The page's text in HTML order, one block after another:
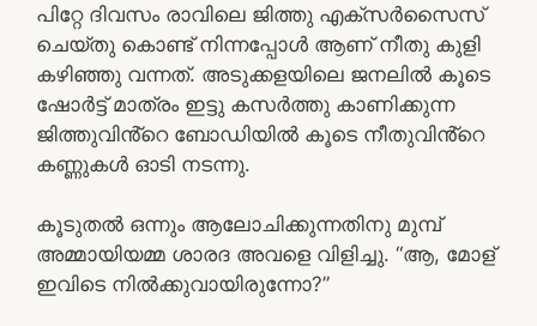
പിറ്റേ ദിവസം രാവിലെ ജിത്തു എക്സർസൈസ്
ചെയ്തു കൊണ്ട് നിന്നപ്പോൾ ആണ് നീതു കുളി
കഴിഞ്ഞു വന്നത്. അടുക്കളയിലെ ജനലിൽ കൂടെ
ഷോർട്ട് മാത്രം ഇട്ടു കസർത്തു കാണിക്കുന്ന
ജിത്തുവിൻ്റെ ബോഡിയിൽ കൂടെ നീതുവിൻ്റെ
കണ്ണുകൾ ഓടി നടന്നു.
കൂടുതൽ ഒന്നും ആലോചിക്കുന്നതിനു മുമ്പ്
അമ്മായിയമ്മ ശാരദ അവളെ വിളിച്ചു. “ആ, മോള്
ഇവിടെ നിൽക്കുവായിരുന്നോ?”